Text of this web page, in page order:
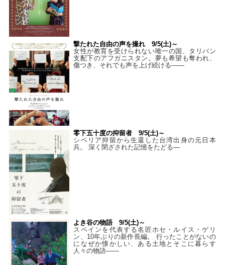
撃たれた自由の声を撮れ 9/5(土)～
女性が教育を受けられない唯一の国、タリバン
支配下のアフガニスタン。夢も希望も奪われ、
傷つき、それでも声を上げ続ける——
零下五十度の抑留者 9/5(土)～
シベリア抑留から生還した台湾出身の元日本
兵。 深く閉ざされた記憶をたどる—
よき谷の物語 9/5(土)～
スペインを代表する名匠ホセ・ルイス・ゲリ
ン、10年ぶりの新作長編。 行ったことがないの
になぜか懐かしい、ある土地とそこに暮らす
人々の物語――